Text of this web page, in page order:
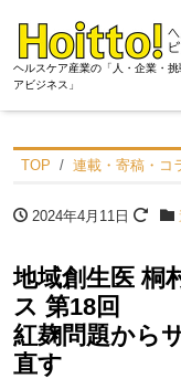
ヘルスケア産業の「人・企業・
アビジネス」
TOP 連載・寄稿・コ
2024年4月11日
地域創生医 桐
ス 第18回
紅麹問題から
直す